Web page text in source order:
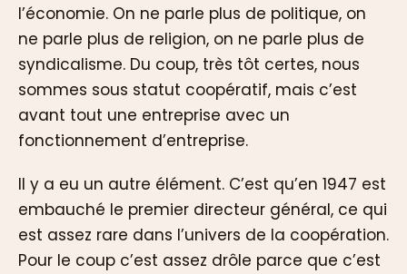
l’économie. On ne parle plus de politique, on
ne parle plus de religion, on ne parle plus de
syndicalisme. Du coup, très tôt certes, nous
sommes sous statut coopératif, mais c’est
avant tout une entreprise avec un
fonctionnement d’entreprise.
Il y a eu un autre élément. C’est qu’en 1947 est
embauché le premier directeur général, ce qui
est assez rare dans l’univers de la coopération.
Pour le coup c’est assez drôle parce que c’est